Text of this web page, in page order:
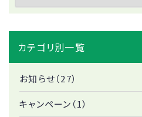
カテゴリ別一覧
お知らせ（27）
キャンペーン（1）